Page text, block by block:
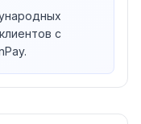
(обмен
с